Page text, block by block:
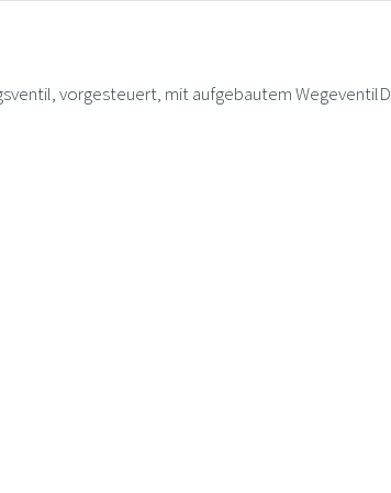
vorgesteuert, mit aufgebautem